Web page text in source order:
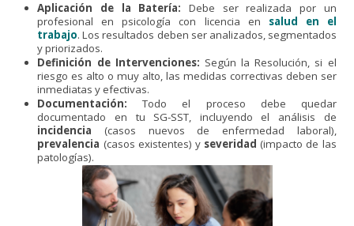
Aplicación de la Batería: Debe ser realizada por un
profesional en psicología con licencia en
salud en el
trabajo. Los resultados deben ser analizados, segmentados
y priorizados.
Definición de Intervenciones: Según la Resolución, si el
riesgo es alto o muy alto, las medidas correctivas deben ser
inmediatas y efectivas.
Documentación: Todo el proceso debe quedar
documentado en tu SG-SST, incluyendo el análisis de
incidencia (casos nuevos de enfermedad laboral),
prevalencia (casos existentes) y severidad (impacto de las
patologías).